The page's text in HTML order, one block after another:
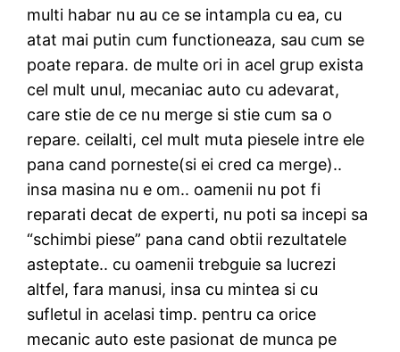
multi habar nu au ce se intampla cu ea, cu
atat mai putin cum functioneaza, sau cum se
poate repara. de multe ori in acel grup exista
cel mult unul, mecaniac auto cu adevarat,
care stie de ce nu merge si stie cum sa o
repare. ceilalti, cel mult muta piesele intre ele
pana cand porneste(si ei cred ca merge)..
insa masina nu e om.. oamenii nu pot fi
reparati decat de experti, nu poti sa incepi sa
“schimbi piese” pana cand obtii rezultatele
asteptate.. cu oamenii trebguie sa lucrezi
altfel, fara manusi, insa cu mintea si cu
sufletul in acelasi timp. pentru ca orice
mecanic auto este pasionat de munca pe